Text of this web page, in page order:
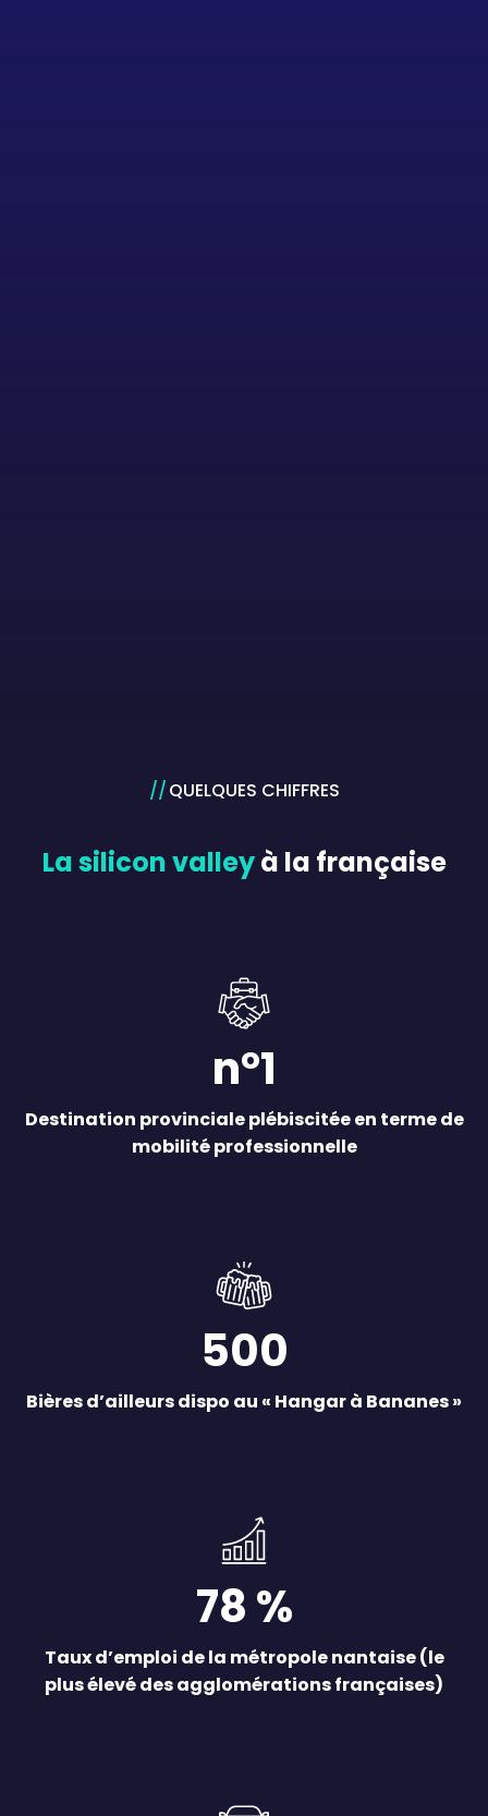
QUELQUES CHIFFRES
La silicon valleyà la française
n°1
Destination provinciale plébiscitée en terme de
mobilité professionnelle
500
Bières d’ailleurs dispo au « Hangar à Bananes »
78 %
Taux d’emploi de la métropole nantaise (le
plus élevé des agglomérations françaises)